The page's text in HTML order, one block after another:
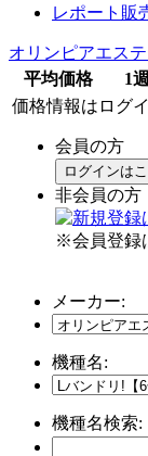
レポート販
オリンピアエステ
平均価格
1
価格情報はログ
会員の方
ログインは
非会員の方
※会員登録
メーカー:
機種名:
機種名検索: